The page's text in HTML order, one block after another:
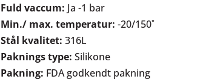
Fuld vaccum: Ja -1 bar
Min./ max. temperatur: -20/150˚
Stål kvalitet: 316L
Paknings type: Silikone
Pakning: FDA godkendt pakning